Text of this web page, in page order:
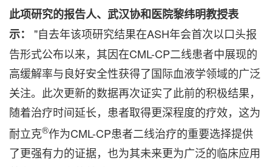
此项研究的报告人、武汉协和医院黎纬明教授表
示：
"自去年该项研究结果在ASH年会首次以口头报
告形式公布以来，其因在CML-CP二线患者中展现的
高缓解率与良好安全性获得了国际血液学领域的广泛
关注。此次更新的数据再次证实了此前的积极结果，
随着治疗时间延长，患者取得更深程度的疗效，这为
耐立克®作为CML-CP患者二线治疗的重要选择提供
了更强有力的证据，也为其未来更为广泛的临床应用